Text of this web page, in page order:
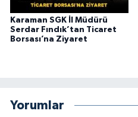
Karaman SGK İl Müdürü
Serdar Fındık’tan Ticaret
Borsası’na Ziyaret
Yorumlar